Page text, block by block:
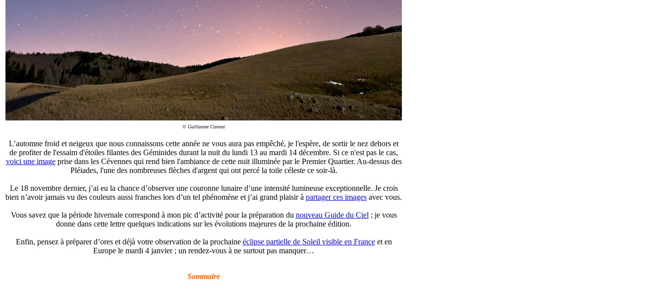
© Guillaume Cannat
L’automne froid et neigeux que nous connaissons cette année ne vous aura pas empêché, je l'espère, de sortir le nez dehors et
de profiter de l'essaim d'étoiles filantes des Géminides durant la nuit du lundi 13 au mardi 14 décembre. Si ce n'est pas le cas,
voici une imageprise dans les Cévennes qui rend bien l'ambiance de cette nuit illuminée par le Premier Quartier. Au-dessus des
Pléiades, l'une des nombreuses flèches d'argent qui ont percé la toile céleste ce soir-là.
Le 18 novembre dernier, j’ai eu la chance d’observer une couronne lunaire d’une intensité lumineuse exceptionnelle. Je crois
bien n’avoir jamais vu des couleurs aussi franches lors d’un tel phénomène et j’ai grand plaisir à partager ces images avec vous.
Vous savez que la période hivernale correspond à mon pic d’activité pour la préparation du nouveau Guide du Ciel ; je vous
donne dans cette lettre quelques indications sur les évolutions majeures de la prochaine édition.
Enfin, pensez à préparer d’ores et déjà votre observation de la prochaine éclipse partielle de Soleil visible en Franceet en
Europe le mardi 4 janvier ; un rendez-vous à ne surtout pas manquer…
Sommaire